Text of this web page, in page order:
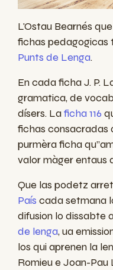
L'Ostau Bearnés
fichas pedagogicas
Punts de Lenga.
En cada ficha J. P.
gramatica, de
dísers. Laficha 116
fichas consacradas
purmèra ficha
valor màger entaus
Que las podetz
País cada setmana
difusion lo dissabte
de lenga, ua
los qui aprenen la
Romieu e Joan-Pau